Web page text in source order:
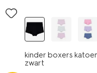
kinder boxers
zwart